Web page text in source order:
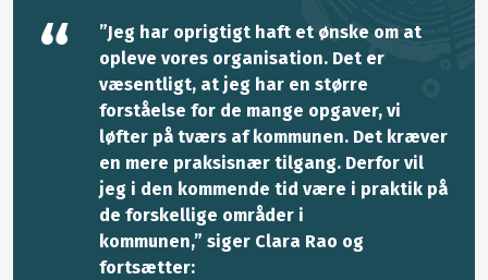
”Jeg har oprigtigt haft et ønske om at
opleve vores organisation. Det er
væsentligt, at jeg har en større
forståelse for de mange opgaver, vi
løfter på tværs af kommunen. Det kræver
en mere praksisnær tilgang. Derfor vil
jeg i den kommende tid være i praktik på
de forskellige områder i
kommunen,” siger Clara Rao og
fortsætter: